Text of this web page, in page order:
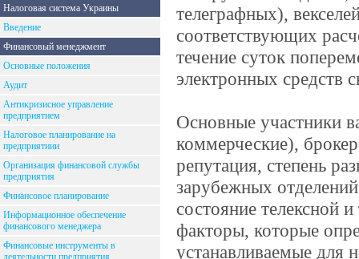
Налоговая система Украины
Введение
Финансовый менеджмент
Основные положения
Аудит
Антикризисное управление
предприятием
Налоговое планирование на
предприятиии
Организация финансовой службы
предприятия
Финансовое планирование
Информационное обеспечение
финансового менеджера
Финансовые инструменты в
деятельности предприятия
телеграфных),
соответствующих
течение суток
электронных средств
Основные участники
коммерческие),
репутация, степень
зарубежных
состояние телексной
факторы, которые
устанавливаемые для